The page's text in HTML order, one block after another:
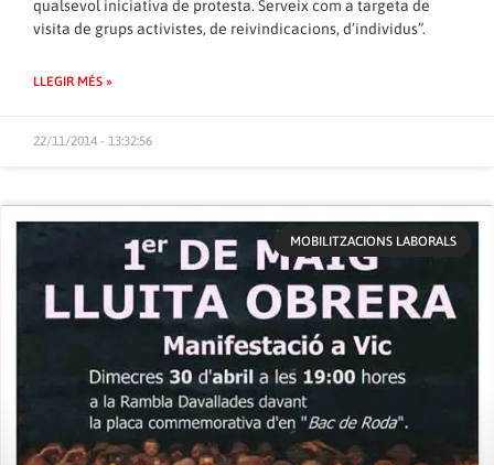
qualsevol iniciativa de protesta. Serveix com a targeta de
visita de grups activistes, de reivindicacions, d’individus”.
LLEGIR MÉS »
22/11/2014 - 13:32:56
MOBILITZACIONS LABORALS